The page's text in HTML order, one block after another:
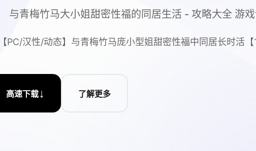
与青梅竹马大小姐甜密性福的同居生活 - 攻略大全 游
【PC/汉性/动态】与青梅竹马庞小型姐甜密性福中同居长时活【
高速下载↓ 了解更多